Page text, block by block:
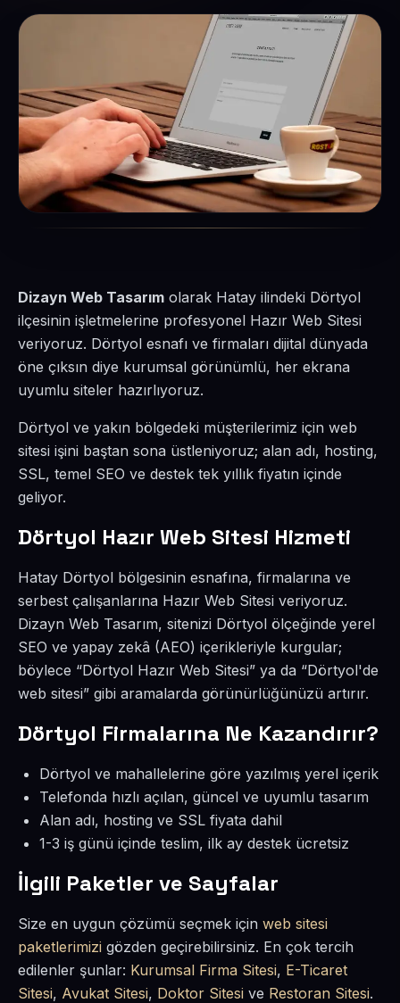
Dizayn Web Tasarım olarak Hatay ilindeki Dörtyol
ilçesinin işletmelerine profesyonel Hazır Web Sitesi
veriyoruz. Dörtyol esnafı ve firmaları dijital dünyada
öne çıksın diye kurumsal görünümlü, her ekrana
uyumlu siteler hazırlıyoruz.
Dörtyol ve yakın bölgedeki müşterilerimiz için web
sitesi işini baştan sona üstleniyoruz; alan adı, hosting,
SSL, temel SEO ve destek tek yıllık fiyatın içinde
geliyor.
Dörtyol Hazır Web Sitesi Hizmeti
Hatay Dörtyol bölgesinin esnafına, firmalarına ve
serbest çalışanlarına Hazır Web Sitesi veriyoruz.
Dizayn Web Tasarım, sitenizi Dörtyol ölçeğinde yerel
SEO ve yapay zekâ (AEO) içerikleriyle kurgular;
böylece “Dörtyol Hazır Web Sitesi” ya da “Dörtyol'de
web sitesi” gibi aramalarda görünürlüğünüzü artırır.
Dörtyol Firmalarına Ne Kazandırır?
Dörtyol ve mahallelerine göre yazılmış yerel içerik
Telefonda hızlı açılan, güncel ve uyumlu tasarım
Alan adı, hosting ve SSL fiyata dahil
1-3 iş günü içinde teslim, ilk ay destek ücretsiz
İlgili Paketler ve Sayfalar
Size en uygun çözümü seçmek için web sitesi
paketlerimizi gözden geçirebilirsiniz. En çok tercih
edilenler şunlar: Kurumsal Firma Sitesi, E-Ticaret
Sitesi, Avukat Sitesi, Doktor Sitesi ve Restoran Sitesi.